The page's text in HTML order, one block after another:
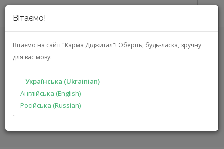
Вітаємо!
Вітаємо на сайті "Карма Діджитал"! Оберіть, будь-ласка, зручну
для вас мову:
Українська (Ukrainian)
Англійська (English)
Російська (Russian)
`
ПРО НАС
АКЦІЇ
РІШЕННЯ
ВИРОБНИКАМ
ГОЛОВНА КАТАЛОГ